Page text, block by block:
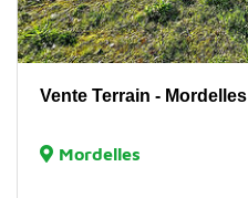
Vente Terrain - Mordelles
Mordelles